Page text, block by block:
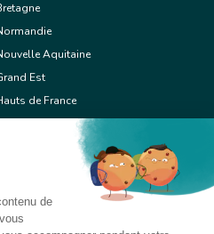
Aquitaine
Est
de France
de France
Val de Loire
Alpes Côte d'Azur